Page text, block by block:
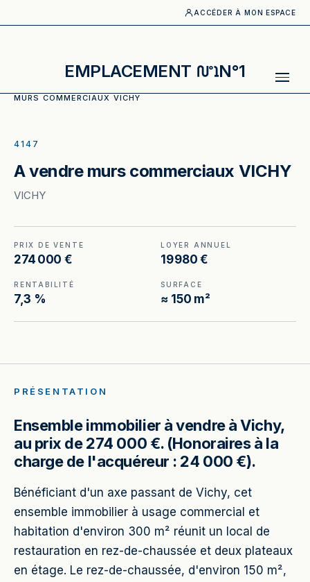
ACCÉDER À MON ESPACE
EMPLACEMENT N°1
MURS COMMERCIAUX VICHY
4147
A vendre murs commerciaux VICHY
VICHY
PRIX DE VENTE
274 000 €
LOYER ANNUEL
19 980 €
RENTABILITÉ
7,3 %
SURFACE
≈ 150 m²
PRÉSENTATION
Ensemble immobilier à vendre à Vichy,
au prix de 274 000 €. (Honoraires à la
charge de l'acquéreur : 24 000 €).
Bénéficiant d'un axe passant de Vichy, cet
ensemble immobilier à usage commercial et
habitation d'environ 300 m² réunit un local de
restauration en rez-de-chaussée et deux plateaux
en étage. Le rez-de-chaussée, d'environ 150 m²,